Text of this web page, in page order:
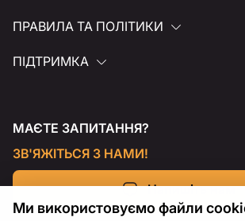
ПРАВИЛА ТА ПОЛІТИКИ
ПІДТРИМКА
МАЄТЕ ЗАПИТАННЯ?
ЗВ'ЯЖІТЬСЯ З НАМИ!
Напишіть нам
Ми використовуємо файли